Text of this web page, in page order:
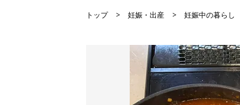
トップ 妊娠・出産 妊娠中の暮らし